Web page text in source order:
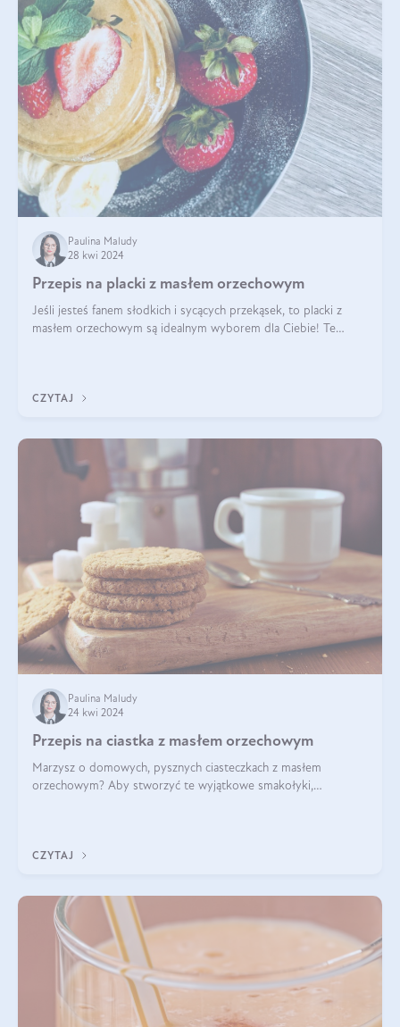
Paulina Maludy
28 kwi 2024
Przepis na placki z masłem orzechowym
Jeśli jesteś fanem słodkich i sycących przekąsek, to placki z
masłem orzechowym są idealnym wyborem dla Ciebie! Te
CZYTAJ
Paulina Maludy
24 kwi 2024
Przepis na ciastka z masłem orzechowym
Marzysz o domowych, pysznych ciasteczkach z masłem
orzechowym? Aby stworzyć te wyjątkowe smakołyki,
CZYTAJ